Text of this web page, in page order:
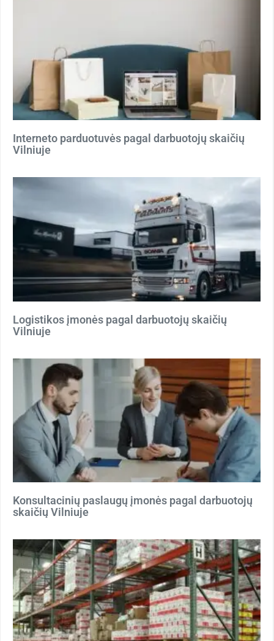
Interneto parduotuvės pagal darbuotojų skaičių
Vilniuje
Logistikos įmonės pagal darbuotojų skaičių
Vilniuje
Konsultacinių paslaugų įmonės pagal darbuotojų
skaičių Vilniuje